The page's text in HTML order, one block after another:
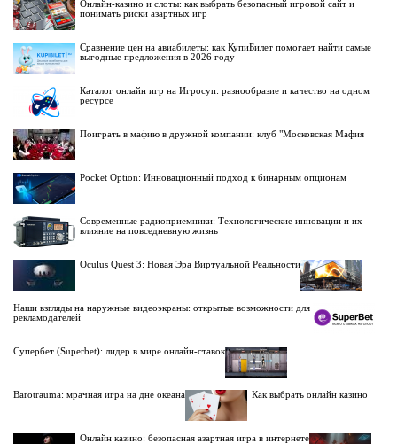
Онлайн-казино и слоты: как выбрать безопасный игровой сайт и
понимать риски азартных игр
Сравнение цен на авиабилеты: как КупиБилет помогает найти самые
выгодные предложения в 2026 году
Каталог онлайн игр на Игросуп: разнообразие и качество на одном
ресурсе
Поиграть в мафию в дружной компании: клуб "Московская Мафия
Pocket Option: Инновационный подход к бинарным опционам
Современные радиоприемники: Технологические инновации и их
влияние на повседневную жизнь
Oculus Quest 3: Новая Эра Виртуальной Реальности
Наши взгляды на наружные видеоэкраны: открытые возможности для
рекламодателей
Супербет (Superbet): лидер в мире онлайн-ставок
Barotrauma: мрачная игра на дне океана Как выбрать онлайн казино
Онлайн казино: безопасная азартная игра в интернете